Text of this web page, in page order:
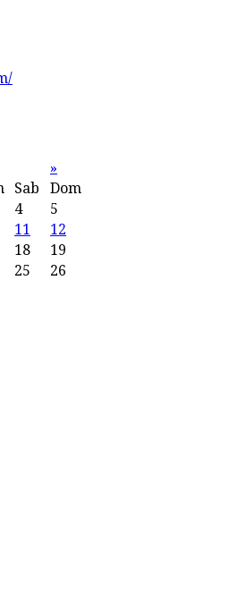
»
Sab
Dom
4
5
11
12
18
19
25
26